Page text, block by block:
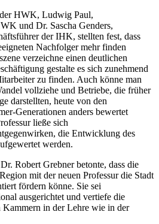
HWK, Ludwig Paul,
und Dr. Sascha Genders,
der IHK, stellten fest, dass
Nachfolger mehr finden
verzeichne einen deutlichen
gestalte es sich zunehmend
zu finden. Auch könne man
vollziehe und Betriebe, die früher
darstellten, heute von den
Generationen anders bewertet
ließe sich
die Entwicklung des
werden.
Robert Grebner betonte, dass die
mit der neuen Professur die Stadt
fördern könne. Sie sei
ausgerichtet und vertiefe die
Kammern in der Lehre wie in der